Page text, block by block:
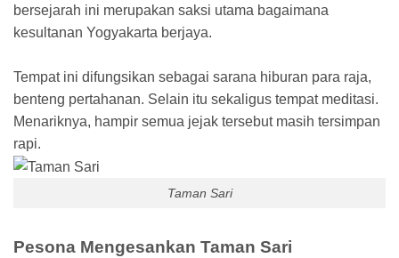
bersejarah ini merupakan saksi utama bagaimana
kesultanan Yogyakarta berjaya.
Tempat ini difungsikan sebagai sarana hiburan para raja,
benteng pertahanan. Selain itu sekaligus tempat meditasi.
Menariknya, hampir semua jejak tersebut masih tersimpan
rapi.
Taman Sari
Pesona Mengesankan Taman Sari